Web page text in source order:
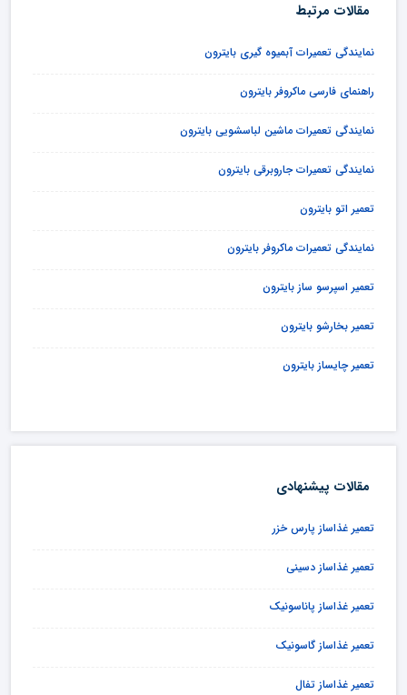
مقالات مرتبط
نمایندگی تعمیرات آبمیوه گیری بایترون
راهنمای فارسی ماکروفر بایترون
نمایندگی تعمیرات ماشین لباسشویی بایترون
نمایندگی تعمیرات جاروبرقی بایترون
تعمیر اتو بایترون
نمایندگی تعمیرات ماکروفر بایترون
تعمیر اسپرسو ساز بایترون
تعمیر بخارشو بایترون
تعمیر چایساز بایترون
مقالات پیشنهادی
تعمیر غذاساز پارس خزر
تعمیر غذاساز دسینی
تعمیر غذاساز پاناسونیک
تعمیر غذاساز گاسونیک
تعمیر غذاساز تفال